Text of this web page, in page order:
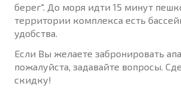
берег". До моря идти 15 минут
территории комплекса есть
удобства.
Если Вы желаете забронировать
пожалуйста, задавайте вопросы.
скидку!